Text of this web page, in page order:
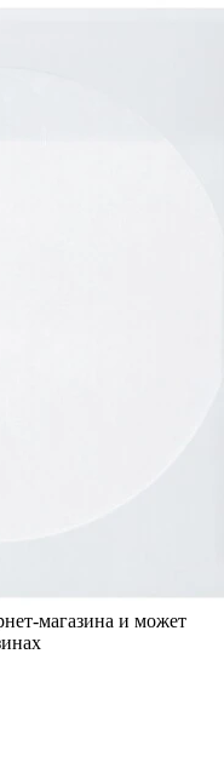
магазина и может